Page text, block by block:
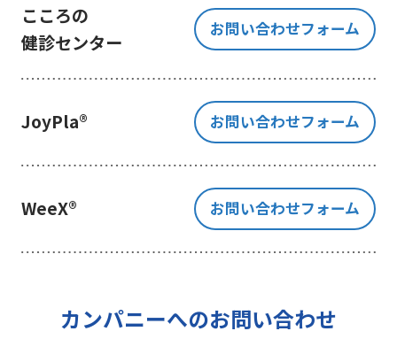
※Google LLC は日本の個人情報保
護法が適用される個人情報取扱事業
者と同等の体制を整備しています。
詳しくは、11.Google 拡張コンバ
ージョンの利用をご確認ください。
当社が管理する本フォームから取
得した情報とGoogle LLC が管理す
る当社Webサイト閲覧履歴等の情報
を紐づけ、お客様の興味関心に沿っ
た当社サービスに関する広告の配信
4 個人情報の外部委託について
こころの
健診センター
お問い合わせフォーム
JoyPla® お問い合わせフォーム
WeeX® お問い合わせフォーム
カンパニーへのお問い合わせ